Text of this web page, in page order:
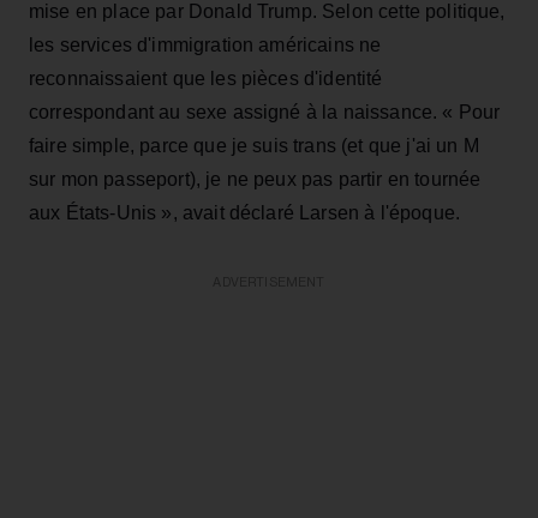
mise en place par Donald Trump. Selon cette politique,
les services d'immigration américains ne
reconnaissaient que les pièces d'identité
correspondant au sexe assigné à la naissance. « Pour
faire simple, parce que je suis trans (et que j'ai un M
sur mon passeport), je ne peux pas partir en tournée
aux États-Unis », avait déclaré Larsen à l'époque.